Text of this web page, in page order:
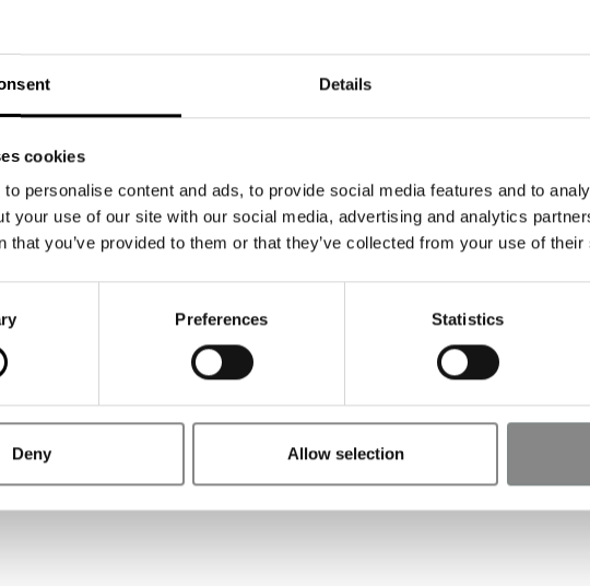
Details
cookies
personalise content and ads, to provide social media features and to
your use of our site with our social media, advertising and analytics
that you’ve provided to them or that they’ve collected from your use of
Preferences Statistics
Deny Allow selection
Alberte